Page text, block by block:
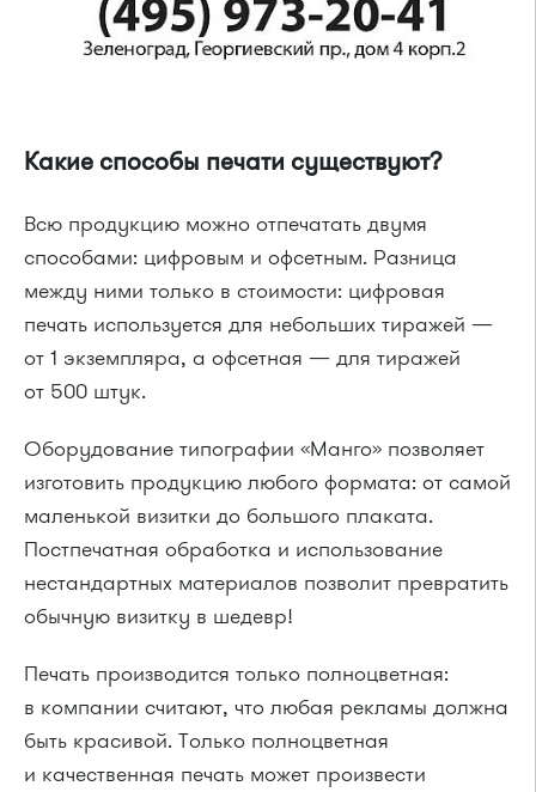
Какие способы печати существуют?
Всю продукцию можно отпечатать двумя
способами: цифровым и офсетным. Разница
между ними только в стоимости: цифровая
печать используется для небольших тиражей —
от 1 экземпляра, а офсетная — для тиражей
от 500 штук.
Оборудование типографии «Манго» позволяет
изготовить продукцию любого формата: от самой
маленькой визитки до большого плаката.
Постпечатная обработка и использование
нестандартных материалов позволит превратить
обычную визитку в шедевр!
Печать производится только полноцветная:
в компании считают, что любая рекламы должна
быть красивой. Только полноцветная
и качественная печать может произвести